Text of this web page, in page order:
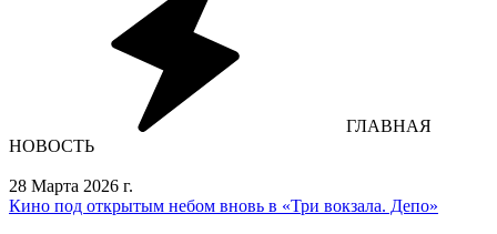
ГЛАВНАЯ
НОВОСТЬ
28 Марта 2026 г.
Кино под открытым небом вновь в «Три вокзала. Депо»